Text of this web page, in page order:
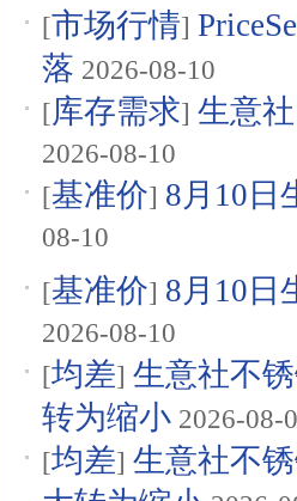
[市场行情]
落 2026-08-10
[库存需求] 生意
2026-08-10
[基准价] 8月10日
08-10
[基准价] 8月10日
2026-08-10
[均差] 生意社不
转为缩小 2026-08-
[均差] 生意社不